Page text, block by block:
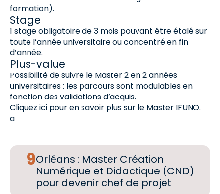
formation).
Stage
1 stage obligatoire de 3 mois pouvant être étalé sur
toute l’année universitaire ou concentré en fin
d’année.
Plus-value
Possibilité de suivre le Master 2 en 2 années
universitaires : les parcours sont modulables en
fonction des validations d’acquis.
Cliquez ici pour en savoir plus sur le Master IFUNO.
a
Orléans : Master Création
Numérique et Didactique (CND)
pour devenir chef de projet